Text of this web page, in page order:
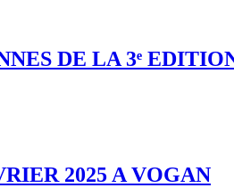
DE LA 3ᵉ
2025 A VOGAN